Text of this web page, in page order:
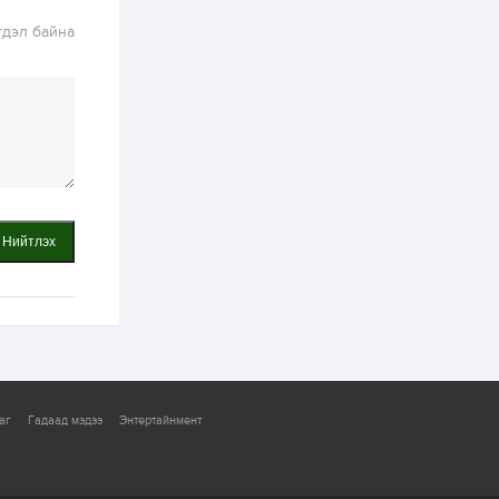
байна
Нийтлэх
үргэлжлүүлэн тэлээд
Гадаад мэдээ Энтертайнмент